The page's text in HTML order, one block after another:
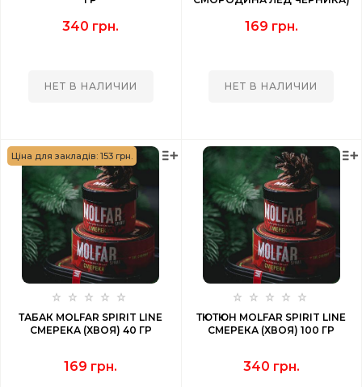
340 грн.
НЕТ В НАЛИЧИИ
169 грн.
НЕТ В НАЛИЧИИ
Ціна для закладів: 153 грн.
ТАБАК MOLFAR SPIRIT LINE
СМЕРЕКА (ХВОЯ) 40 ГР
169 грн.
ТЮТЮН MOLFAR SPIRIT LINE
СМЕРЕКА (ХВОЯ) 100 ГР
340 грн.